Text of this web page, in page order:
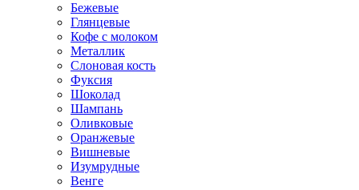
Бежевые
Глянцевые
Кофе с молоком
Металлик
Слоновая кость
Фуксия
Шоколад
Шампань
Оливковые
Оранжевые
Вишневые
Изумрудные
Венге